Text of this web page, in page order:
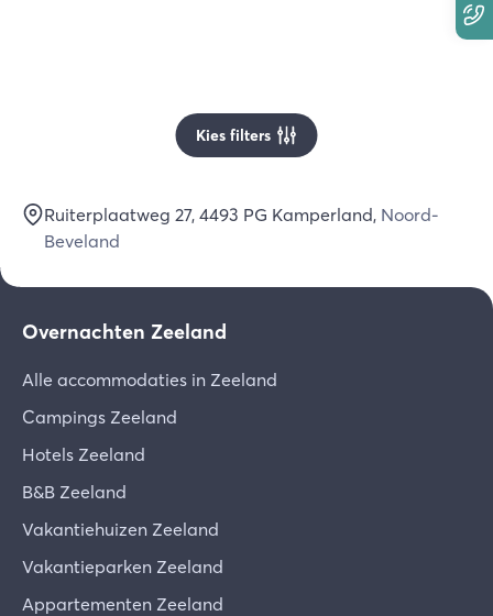
Kies filters
Ruiterplaatweg 27, 4493 PG Kamperland, Noord-
Beveland
Overnachten Zeeland
Alle accommodaties in Zeeland
Campings Zeeland
Hotels Zeeland
B&B Zeeland
Vakantiehuizen Zeeland
Vakantieparken Zeeland
Appartementen Zeeland